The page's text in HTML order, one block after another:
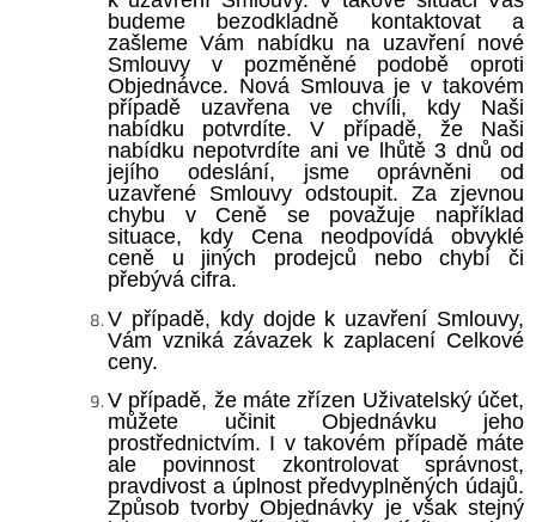
budeme bezodkladně kontaktovat a
zašleme Vám nabídku na uzavření nové
Smlouvy v pozměněné podobě oproti
Objednávce. Nová Smlouva je v takovém
případě uzavřena ve chvíli, kdy Naši
nabídku potvrdíte. V případě, že Naši
nabídku nepotvrdíte ani ve lhůtě 3 dnů od
jejího odeslání, jsme oprávněni od
uzavřené Smlouvy odstoupit. Za zjevnou
chybu v Ceně se považuje například
situace, kdy Cena neodpovídá obvyklé
ceně u jiných prodejců nebo chybí či
přebývá cifra.
V případě, kdy dojde k uzavření Smlouvy,
Vám vzniká závazek k zaplacení Celkové
ceny.
V případě, že máte zřízen Uživatelský účet,
můžete učinit Objednávku jeho
prostřednictvím. I v takovém případě máte
ale povinnost zkontrolovat správnost,
pravdivost a úplnost předvyplněných údajů.
Způsob tvorby Objednávky je však stejný